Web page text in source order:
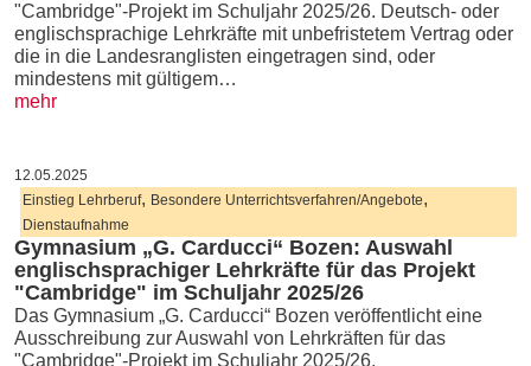
"Cambridge"-Projekt im Schuljahr 2025/26. Deutsch- oder
englischsprachige Lehrkräfte mit unbefristetem Vertrag oder
die in die Landesranglisten eingetragen sind, oder
mindestens mit gültigem…
mehr
12.05.2025
Einstieg Lehrberuf, Besondere Unterrichtsverfahren/Angebote,
Dienstaufnahme
Gymnasium „G. Carducci“ Bozen: Auswahl
englischsprachiger Lehrkräfte für das Projekt
"Cambridge" im Schuljahr 2025/26
Das Gymnasium „G. Carducci“ Bozen veröffentlicht eine
Ausschreibung zur Auswahl von Lehrkräften für das
"Cambridge"-Projekt im Schuljahr 2025/26.